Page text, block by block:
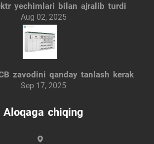
yechimlari bilan ajralib turdi
Aug 02, 2025
zavodini qanday tanlash kerak
Sep 17, 2025
Aloqaga chiqing